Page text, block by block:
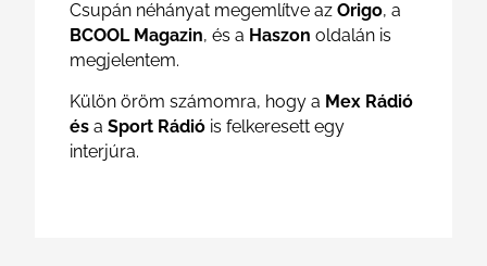
Csupán néhányat megemlítve az Origo, a
BCOOL Magazin, és a Haszon oldalán is
megjelentem.
Külön öröm számomra, hogy a Mex Rádió
és a Sport Rádió is felkeresett egy
interjúra.